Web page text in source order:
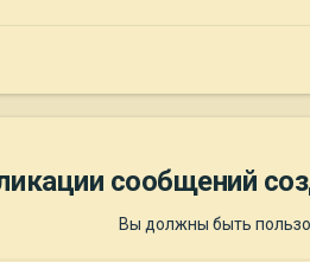
сообщений
Вы должны быть